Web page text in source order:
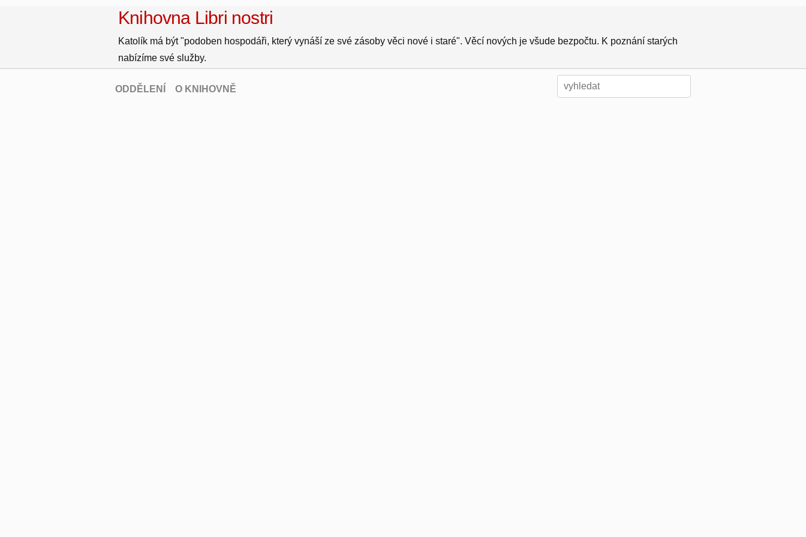
Knihovna Libri nostri
Katolík má být "podoben hospodáři, který vynáší ze své zásoby věci nové i staré". Věcí nových je všude bezpočtu. K poznání starých
nabízíme své služby.
ODDĚLENÍ O KNIHOVNĚ